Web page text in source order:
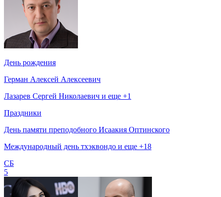
День рождения
Герман Алексей Алексеевич
Лазарев Сергей Николаевич и еще +1
Праздники
День памяти преподобного Исаакия Оптинского
Международный день тхэквондо и еще +18
СБ
5